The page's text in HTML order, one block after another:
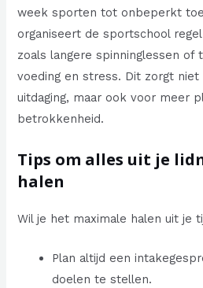
week sporten tot onbeperkt
organiseert de sportschool
zoals langere spinninglessen of
voeding en stress. Dit zorgt
uitdaging, maar ook voor meer
betrokkenheid.
Tips om alles uit je
halen
Wil je het maximale halen uit je
Plan altijd een
doelen te stellen.